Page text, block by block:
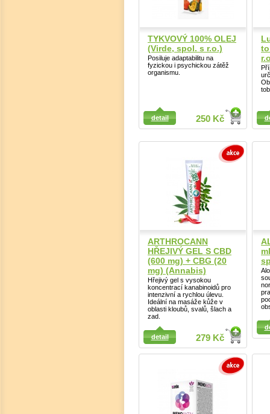
TYKVOVÝ 100% OLEJ
(Virde, spol. s r.o.)
Posiluje adaptabilitu na
fyzickou i psychickou zátěž
organismu.
250 Kč
detail
Detail
ARTHROCANN
HŘEJIVÝ GEL S CBD
(600 mg) + CBG (20
mg) (Annabis)
Hřejivý gel s vysokou
koncentrací kanabinoidů pro
intenzivní a rychlou úlevu.
Ideální na masáže kůže v
oblasti kloubů, svalů, šlach a
zad.
279 Kč
detail
Detail